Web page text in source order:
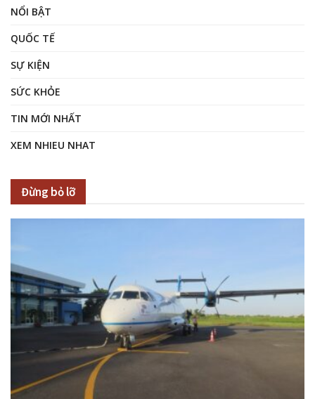
NỔI BẬT
QUỐC TẾ
SỰ KIỆN
SỨC KHỎE
TIN MỚI NHẤT
XEM NHIEU NHAT
Đừng bỏ lỡ